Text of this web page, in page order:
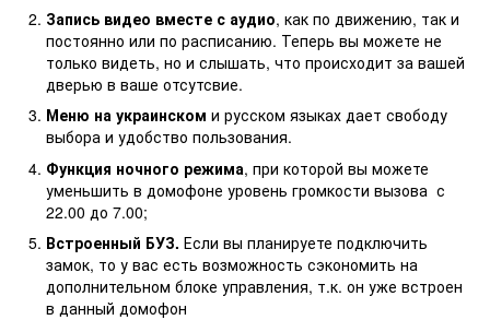
Запись видео вместе с аудио, как по движению, так и
постоянно или по расписанию. Теперь вы можете не
только видеть, но и слышать, что происходит за вашей
дверью в ваше отсутсвие.
Меню на украинском и русском языках дает свободу
выбора и удобство пользования.
Функция ночного режима, при которой вы можете
уменьшить в домофоне уровень громкости вызова с
22.00 до 7.00;
Встроенный БУЗ. Если вы планируете подключить
замок, то у вас есть возможность сэкономить на
дополнительном блоке управления, т.к. он уже встроен
в данный домофон